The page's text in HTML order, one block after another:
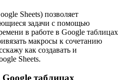
Sheets) позволяет
задачи с помощью
в работе в Google таблицах
макросы к сочетанию
как создавать и
Sheets.